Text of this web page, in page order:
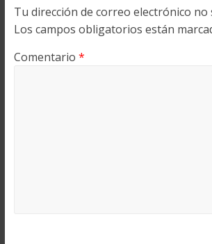
Tu dirección de correo electrónico no
Los campos obligatorios están
Comentario *